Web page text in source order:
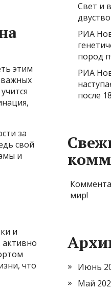
этим
важных
за
свой
и
и
активно
что
Свет и
РИА
пород
РИА
после
мир!
Июнь
Май